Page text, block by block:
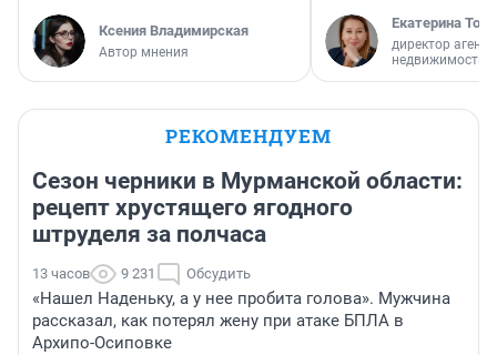
Ксения Владимирская
Автор мнения
Екатерина
директор
недвижимости
РЕКОМЕНДУЕМ
Сезон черники в Мурманской области:
рецепт хрустящего ягодного
штруделя за полчаса
13 часов 9 231 Обсудить
«Нашел Наденьку, а у нее пробита голова». Мужчина
рассказал, как потерял жену при атаке БПЛА в
Архипо-Осиповке